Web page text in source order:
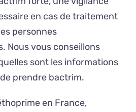
en cas de traitement
personnes
Nous vous conseillons
sont les informations
prendre bactrim.
en France,